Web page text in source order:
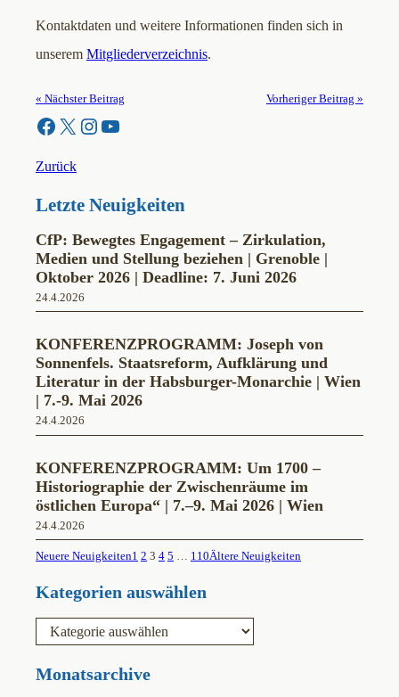
Kontaktdaten und weitere Informationen finden sich in
unserem Mitgliederverzeichnis.
« Nächster Beitrag Vorheriger Beitrag »
Facebook X Instagram YouTube
Zurück
Letzte Neuigkeiten
CfP: Bewegtes Engagement – Zirkulation,
Medien und Stellung beziehen | Grenoble |
Oktober 2026 | Deadline: 7. Juni 2026
24.4.2026
KONFERENZPROGRAMM: Joseph von
Sonnenfels. Staatsreform, Aufklärung und
Literatur in der Habsburger-Monarchie | Wien
| 7.-9. Mai 2026
24.4.2026
KONFERENZPROGRAMM: Um 1700 –
Historiographie der Zwischenräume im
östlichen Europa“ | 7.–9. Mai 2026 | Wien
24.4.2026
Neuere Neuigkeiten1 2 3 4 5 110Ältere Neuigkeiten
Kategorien auswählen
e
g
Monatsarchive